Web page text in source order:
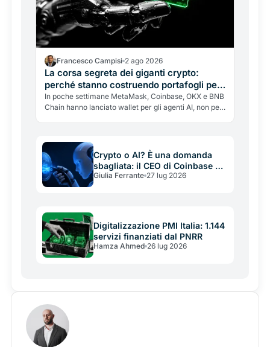
Francesco Campisi 2 ago 2026
La corsa segreta dei giganti crypto:
perché stanno costruendo portafogli per
le AI, non per te
In poche settimane MetaMask, Coinbase, OKX e BNB
Chain hanno lanciato wallet per gli agenti AI, non per
nasconde l'entusiasmo.
Crypto o AI? È una domanda
sbagliata: il CEO di Coinbase ha
ragione, ma non è un arbitro
Giulia Ferrante 27 lug 2026
Digitalizzazione PMI Italia: 1.144
servizi finanziati dal PNRR
Hamza Ahmed 26 lug 2026